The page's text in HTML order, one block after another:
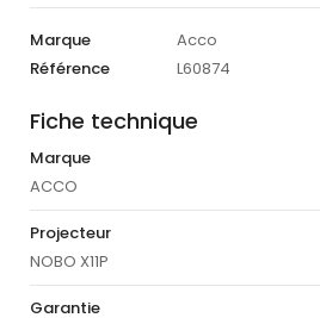
Marque
Acco
Référence
L60874
Fiche technique
Marque
ACCO
Projecteur
NOBO X11P
Garantie